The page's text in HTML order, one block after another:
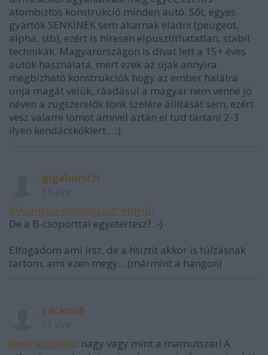
atombiztos konstrukció minden autó. Sőt, egyes
gyártók SENKINEK sem akarnak eladni (peugeot,
alpha, stb), ezért is híresen elpusztíthatatlan, stabil
technikák. Magyarországon is divat lett a 15+ éves
autók használata, mert ezek az újak annyira
megbízható konstrukciók hogy az ember halálra
unja magát velük, ráadásul a magyar nem venné jó
néven a zugszerelők tönk szélére állítását sem, ezért
vesz valami lomot amivel aztán el tud tartani 2-3
ilyen kendácskóklert... ;)
gigabursch
@Aranyba mártogatott étnyúl:
De a B-csoporttal egyetértesz? :-)
Elfogadom ami írsz, de a hsiztit akkor is túlzásnak
tartom, ami ezen megy... (mármint a hangon)
Lacko68
@parazita666: nagy vagy mint a mamutszar! A